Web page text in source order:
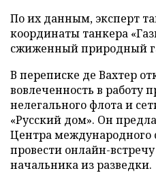
По их данным, эксперт
координаты танкера
сжиженный природный
В переписке де Вахтер
вовлеченность в работу
нелегального флота и
«Русский дом». Он
Центра международного
провести онлайн-
начальника из разведки.